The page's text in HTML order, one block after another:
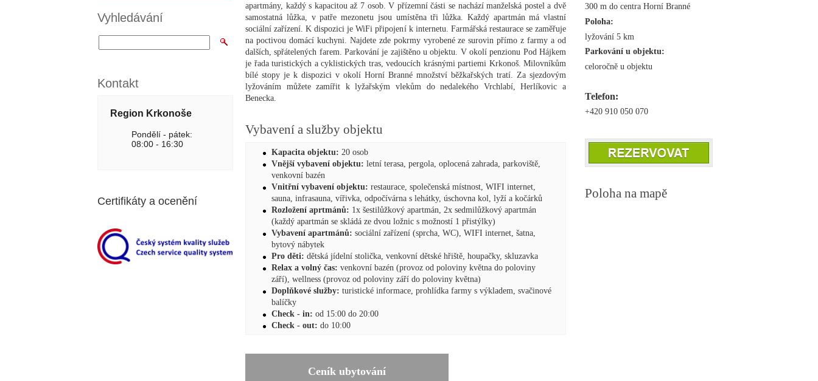
300 m do centra Horní Branné
Poloha:
lyžování 5 km
Parkování u objektu:
celoročně u objektu
Telefon:
+420 910 050 070
Poloha na mapě
apartmány, každý s kapacitou až 7 osob. V přízemní části se nachází manželská postel a dvě
samostatná lůžka, v patře mezonetu jsou umístěna tři lůžka. Každý apartmán má vlastní
sociální zařízení. K dispozici je WiFi připojení k internetu. Farmářská restaurace se zaměřuje
na poctivou domácí kuchyni. Najdete zde pokrmy vyrobené ze surovin přímo z farmy a od
dalších, spřátelených farem. Parkování je zajištěno u objektu. V okolí penzionu Pod Hájkem
je řada turistických a cyklistických tras, vedoucích krásnými partiemi Krkonoš. Milovníkům
bílé stopy je k dispozici v okolí Horní Branné množství běžkařských tratí. Za sjezdovým
lyžováním můžete zamířit k lyžařským vlekům do nedalekého Vrchlabí, Herlíkovic a
Benecka.
Vybavení a služby objektu
Kapacita objektu: 20 osob
Vnější vybavení objektu: letní terasa, pergola, oplocená zahrada, parkoviště,
venkovní bazén
Vnitřní vybavení objektu: restaurace, společenská místnost, WIFI internet,
sauna, infrasauna, vířivka, odpočívárna s lehátky, úschovna kol, lyží a kočárků
Rozložení aprtmánů: 1x šestilůžkový apartmán, 2x sedmilůžkový apartmán
(každý apartmán se skládá ze dvou ložnic s možností 1 přistýlky)
Vybavení apartmánů: sociální zařízení (sprcha, WC), WIFI internet, šatna,
bytový nábytek
Pro děti: dětská jídelní stolička, venkovní dětské hřiště, houpačky, skluzavka
Relax a volný čas: venkovní bazén (provoz od poloviny května do poloviny
září), wellness (provoz od poloviny září do poloviny května)
Doplňkové služby: turistické informace, prohlídka farmy s výkladem, svačinové
balíčky
Check - in: od 15:00 do 20:00
Check - out: do 10:00
Ceník ubytování
Vyhledávání
Kontakt
Region Krkonoše
Pondělí - pátek:
08:00 - 16:30
Certifikáty a ocenění